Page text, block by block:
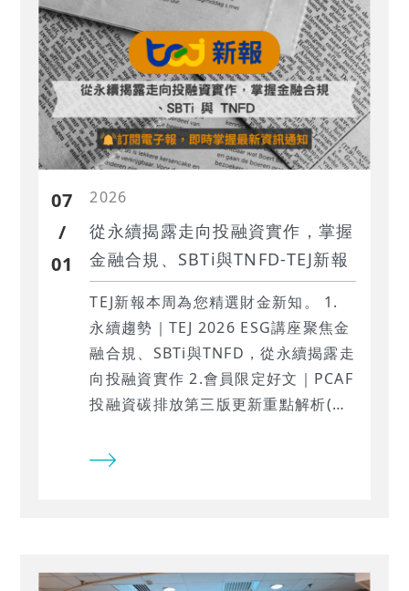
07
/
01
2026
從永續揭露走向投融資實作，掌握
金融合規、SBTi與TNFD-TEJ新報
TEJ新報本周為您精選財金新知。 1.
‍永續趨勢｜TEJ 2026 ESG講座聚焦金
融合規、SBTi與TNFD，從永續揭露走
向投融資實作 2.‍會員限定好文｜‍PCAF
投融資碳排放第三版更新重點解析(上)